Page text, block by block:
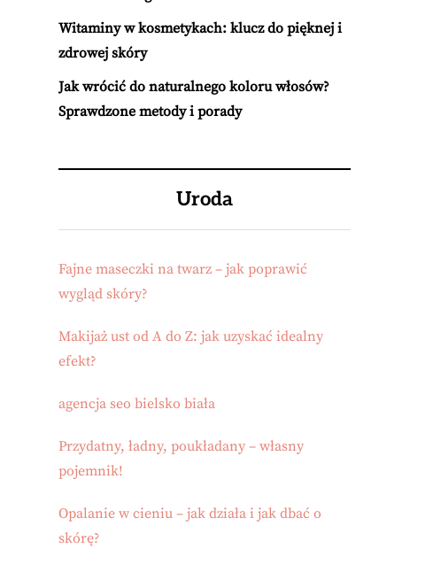
Witaminy w kosmetykach: klucz do pięknej i
zdrowej skóry
Jak wrócić do naturalnego koloru włosów?
Sprawdzone metody i porady
Uroda
Fajne maseczki na twarz – jak poprawić
wygląd skóry?
Makijaż ust od A do Z: jak uzyskać idealny
efekt?
agencja seo bielsko biała
Przydatny, ładny, poukładany – własny
pojemnik!
Opalanie w cieniu – jak działa i jak dbać o
skórę?